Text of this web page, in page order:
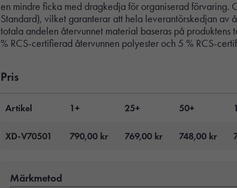
en mindre ficka med dragkedja för organiserad förvaring.
Standard), vilket garanterar att hela leverantörskedjan av
totala andelen återvunnet material baseras på
% RCS-certifierad återvunnen polyester och 5 % RCS-
Pris
Artikel 1+ 25+ 50+
XD-V70501 790,00 kr 769,00 kr 748,00 kr
Märkmetod